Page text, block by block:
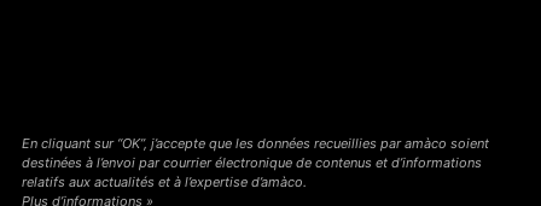
En cliquant sur “OK”, j’accepte que les données recueillies par amàco soient
destinées à l’envoi par courrier électronique de contenus et d’informations
relatifs aux actualités et à l’expertise d’amàco.
Plus d’informations »